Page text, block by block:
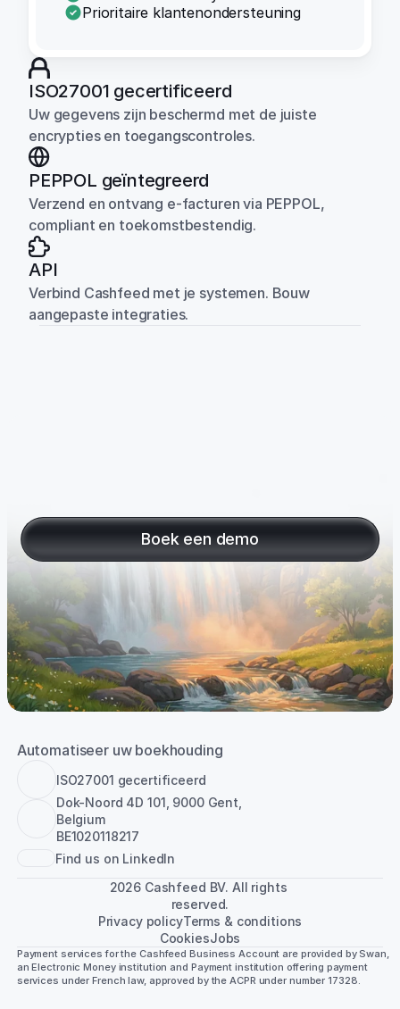
Prioritaire klantenondersteuning
ISO27001 gecertificeerd
Uw gegevens zijn beschermd met de juiste
encrypties en toegangscontroles.
PEPPOL geïntegreerd
Verzend en ontvang e-facturen via PEPPOL,
compliant en toekomstbestendig.
API
Verbind Cashfeed met je systemen. Bouw
aangepaste integraties.
seconden
Boek een demo
Automatiseer uw boekhouding
ISO27001 gecertificeerd
Dok-Noord 4D 101, 9000 Gent,
Belgium
BE1020118217
Find us on LinkedIn
2026 Cashfeed BV. All rights
reserved.
CookiesJobs
Privacy policyTerms & conditions
Payment services for the Cashfeed Business Account are provided by Swan,
an Electronic Money institution and Payment institution offering payment
services under French law, approved by the ACPR under number 17328.